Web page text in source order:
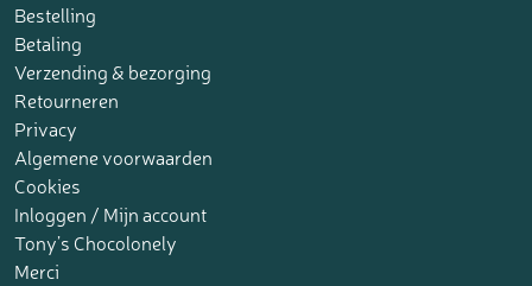
Bestelling
Betaling
Verzending & bezorging
Retourneren
Privacy
Algemene voorwaarden
Cookies
Inloggen / Mijn account
Tony’s Chocolonely
Merci